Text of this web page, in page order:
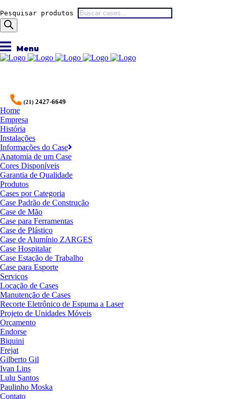
Pesquisar produtos
(21) 2427-6649
Home
Empresa
História
Instalações
Informações do Case
Anatomia de um Case
Cores Disponíveis
Garantia de Qualidade
Produtos
Cases por Categoria
Case Padrão de Construção
Case de Mão
Case para Ferramentas
Case de Plástico
Case de Alumínio ZARGES
Case Hospitalar
Case Estação de Trabalho
Case para Esporte
Serviços
Locação de Cases
Manutenção de Cases
Recorte Eletrônico de Espuma a Laser
Projeto de Unidades Móveis
Orçamento
Endorse
Biquini
Frejat
Gilberto Gil
Ivan Lins
Lulu Santos
Paulinho Moska
Contato